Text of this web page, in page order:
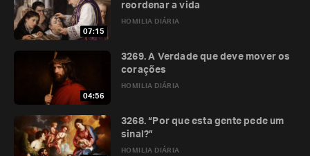
07:15
HOMILIA DIÁRIA
reordenar a vida
04:56
HOMILIA DIÁRIA
3269. A Verdade que deve mover os
corações
HOMILIA DIÁRIA
3268. “Por que esta gente pede um
sinal?”